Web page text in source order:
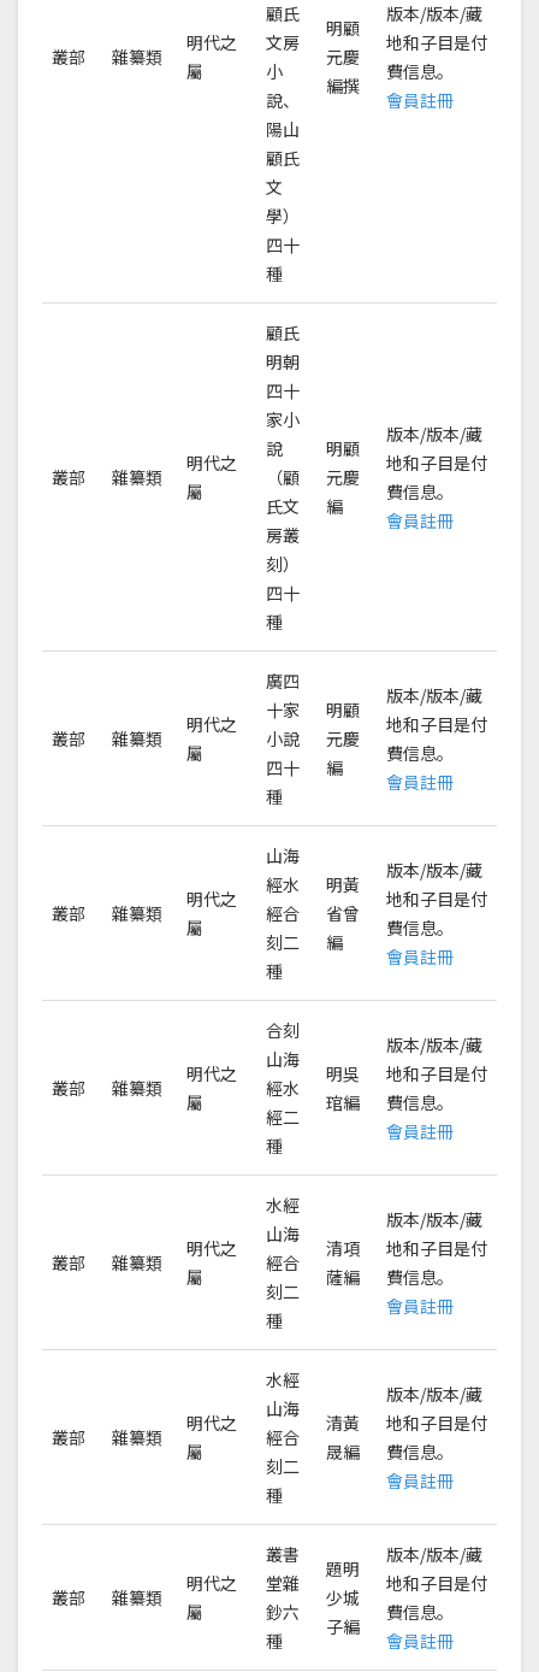
叢部 雜纂類
明代之
屬
顧氏
文房
小
說、
陽山
顧氏
文
學）
四十
種
明顧
元慶
編撰
版本/版本/藏
地和子目是付
費信息。
會員註冊
叢部 雜纂類
明代之
屬
顧氏
明朝
四十
家小
說
（顧
氏文
房叢
刻）
四十
種
明顧
元慶
編
版本/版本/藏
地和子目是付
費信息。
會員註冊
叢部 雜纂類
明代之
屬
廣四
十家
小說
四十
種
明顧
元慶
編
版本/版本/藏
地和子目是付
費信息。
會員註冊
叢部 雜纂類
明代之
屬
山海
經水
經合
刻二
種
明黃
省曾
編
版本/版本/藏
地和子目是付
費信息。
會員註冊
叢部 雜纂類
明代之
屬
合刻
山海
經水
經二
種
明吳
琯編
版本/版本/藏
地和子目是付
費信息。
會員註冊
叢部 雜纂類
明代之
屬
水經
山海
經合
刻二
種
清項
薩編
版本/版本/藏
地和子目是付
費信息。
會員註冊
叢部 雜纂類
明代之
屬
水經
山海
經合
刻二
種
清黃
晟編
版本/版本/藏
地和子目是付
費信息。
會員註冊
叢部 雜纂類
明代之
屬
叢書
堂雜
鈔六
種
題明
少城
子編
版本/版本/藏
地和子目是付
費信息。
會員註冊